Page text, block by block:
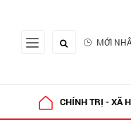
MỚI
CHÍNH TRỊ - XÃ